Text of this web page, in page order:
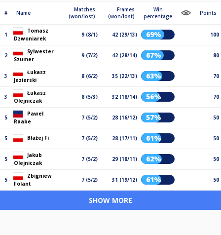
# Name
Matches
(won/lost)
Frames
(won/lost)
Win
percentage
Points
1
Tomasz
Dzwoniarek
9 (8/1) 42 (29/13) 69% 100
2
Sylwester
Szumer
9 (7/2) 42 (28/14) 67% 80
3
Łukasz
Jezierski
8 (6/2) 35 (22/13) 63% 70
3
Łukasz
Olejniczak
8 (5/3) 32 (18/14) 56% 70
5
Pawel
Raabe
7 (5/2) 28 (16/12) 57% 50
5 Błażej Fi 7 (5/2) 28 (17/11) 61% 50
5
Jakub
Olejniczak
7 (5/2) 29 (18/11) 62% 50
5
Zbigniew
Folant
7 (5/2) 31 (19/12) 61% 50
SHOW MORE